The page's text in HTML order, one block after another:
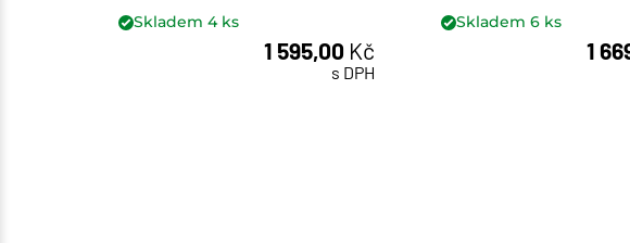
Skladem4ks
1 595,00 Kč
s DPH
Skladem 6ks
1